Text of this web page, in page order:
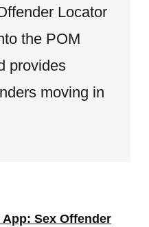
Locator
the POM
provides
moving in
Sex Offender